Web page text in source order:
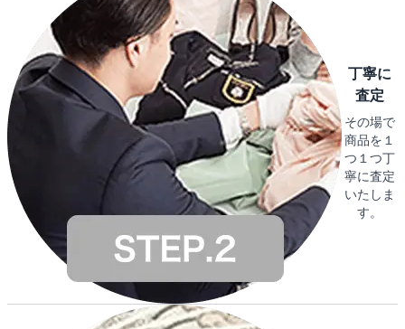
丁寧に
査定
その場で
商品を１
つ１つ丁
寧に査定
いたしま
す。